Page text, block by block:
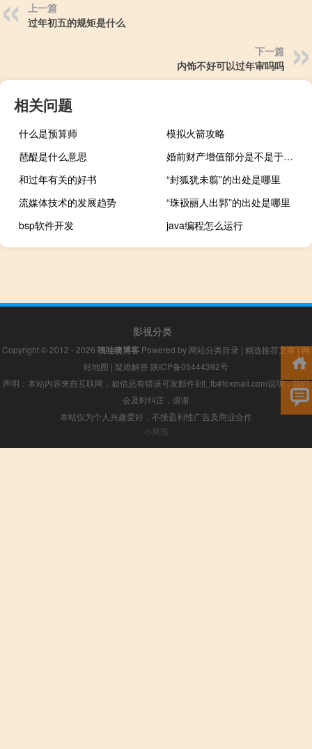
上一篇
过年初五的规矩是什么
下一篇
内饰不好可以过年审吗吗
相关问题
什么是预算师
模拟火箭攻略
琶醍是什么意思
婚前财产增值部分是不是于属于共同财产
和过年有关的好书
“封狐犹未翦”的出处是哪里
流媒体技术的发展趋势
“珠衱丽人出郭”的出处是哪里
bsp软件开发
java编程怎么运行
影视分类
Copyright © 2012 - 2026 咦哇噢博客 Powered by 网站分类目录 | 精选推荐文章|网
站地图 | 疑难解答 陕ICP备05444392号
声明：本站内容来自互联网，如信息有错误可发邮件到f_fb#foxmail.com说明，我们
会及时纠正，谢谢
本站仅为个人兴趣爱好，不接盈利性广告及商业合作
小男孩